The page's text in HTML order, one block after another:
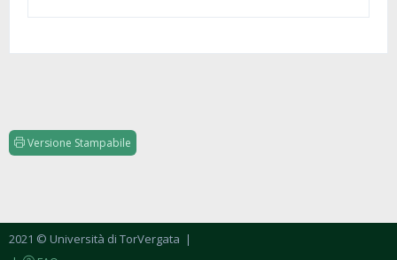
Versione Stampabile
2021 © Università di TorVergata |